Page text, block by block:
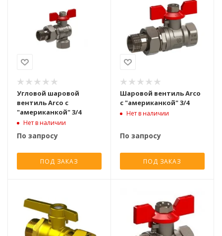
Угловой шаровой
вентиль Arco с
"американкой" 3/4
Нет в наличии
По запросу
ПОД ЗАКАЗ
Шаровой вентиль Arco
с "американкой" 3/4
Нет в наличии
По запросу
ПОД ЗАКАЗ